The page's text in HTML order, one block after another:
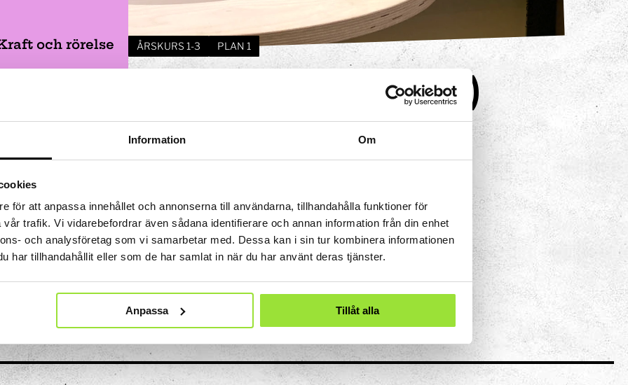
Information Om
för att anpassa innehållet och annonserna till användarna, tillhandahålla funktioner för
trafik. Vi vidarebefordrar även sådana identifierare och annan information från din enhet
och analysföretag som vi samarbetar med. Dessa kan i sin tur kombinera informationen
har tillhandahållit eller som de har samlat in när du har använt deras tjänster.
Anpassa Tillåt alla
Våra bästa tips
Hitta hit
Experimentbutiken
Fritidsaktiviteter
Läger
Bokningsbara skolprogram
Anpassade skolformer
Ägare och styrelse
Om webbplatsen
Partner
Bli partner
Projektpartner
Att vara sponsor
Våra samarbetsområden
Att göra i Stockholm med barn | Tom Tits Experiment
och rörelse ÅRSKURS 1-3 PLAN 1
(årskurs 1-3)
många klossar kan du få att balansera på